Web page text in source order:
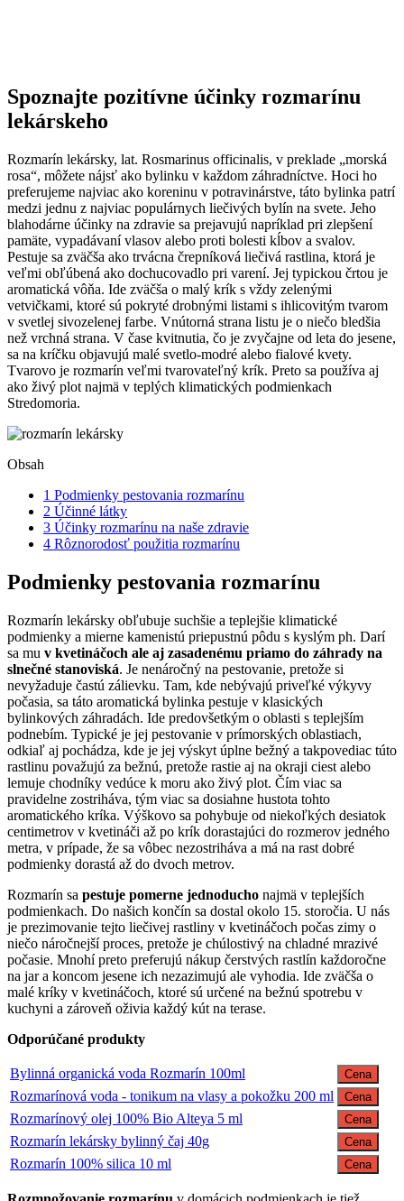
Spoznajte pozitívne účinky rozmarínu
lekárskeho
Rozmarín lekársky, lat. Rosmarinus officinalis, v preklade „morská
rosa“, môžete nájsť ako bylinku v každom záhradníctve. Hoci ho
preferujeme najviac ako koreninu v potravinárstve, táto bylinka patrí
medzi jednu z najviac populárnych liečivých bylín na svete. Jeho
blahodárne účinky na zdravie sa prejavujú napríklad pri zlepšení
pamäte, vypadávaní vlasov alebo proti bolesti kĺbov a svalov.
Pestuje sa zväčša ako trvácna črepníková liečivá rastlina, ktorá je
veľmi obľúbená ako dochucovadlo pri varení. Jej typickou črtou je
aromatická vôňa. Ide zväčša o malý krík s vždy zelenými
vetvičkami, ktoré sú pokryté drobnými listami s ihlicovitým tvarom
v svetlej sivozelenej farbe. Vnútorná strana listu je o niečo bledšia
než vrchná strana. V čase kvitnutia, čo je zvyčajne od leta do jesene,
sa na kríčku objavujú malé svetlo-modré alebo fialové kvety.
Tvarovo je rozmarín veľmi tvarovateľný krík. Preto sa používa aj
ako živý plot najmä v teplých klimatických podmienkach
Stredomoria.
Obsah
1 Podmienky pestovania rozmarínu
2 Účinné látky
3 Účinky rozmarínu na naše zdravie
4 Rôznorodosť použitia rozmarínu
Podmienky pestovania rozmarínu
Rozmarín lekársky obľubuje suchšie a teplejšie klimatické
podmienky a mierne kamenistú priepustnú pôdu s kyslým ph. Darí
sa mu v kvetináčoch ale aj zasadenému priamo do záhrady na
slnečné stanoviská. Je nenáročný na pestovanie, pretože si
nevyžaduje častú zálievku. Tam, kde nebývajú priveľké výkyvy
počasia, sa táto aromatická bylinka pestuje v klasických
bylinkových záhradách. Ide predovšetkým o oblasti s teplejším
podnebím. Typické je jej pestovanie v prímorských oblastiach,
odkiaľ aj pochádza, kde je jej výskyt úplne bežný a takpovediac túto
rastlinu považujú za bežnú, pretože rastie aj na okraji ciest alebo
lemuje chodníky vedúce k moru ako živý plot. Čím viac sa
pravidelne zostriháva, tým viac sa dosiahne hustota tohto
aromatického kríka. Výškovo sa pohybuje od niekoľkých desiatok
centimetrov v kvetináči až po krík dorastajúci do rozmerov jedného
metra, v prípade, že sa vôbec nezostriháva a má na rast dobré
podmienky dorastá až do dvoch metrov.
Rozmarín sa pestuje pomerne jednoducho najmä v teplejších
podmienkach. Do našich končín sa dostal okolo 15. storočia. U nás
je prezimovanie tejto liečivej rastliny v kvetináčoch počas zimy o
niečo náročnejší proces, pretože je chúlostivý na chladné mrazivé
počasie. Mnohí preto preferujú nákup čerstvých rastlín každoročne
na jar a koncom jesene ich nezazimujú ale vyhodia. Ide zväčša o
malé kríky v kvetináčoch, ktoré sú určené na bežnú spotrebu v
kuchyni a zároveň oživia každý kút na terase.
Odporúčané produkty
Bylinná organická voda Rozmarín 100ml Cena
Rozmarínová voda - tonikum na vlasy a pokožku 200 ml Cena
Rozmarínový olej 100% Bio Alteya 5 ml Cena
Rozmarín lekársky bylinný čaj 40g Cena
Rozmarín 100% silica 10 ml Cena